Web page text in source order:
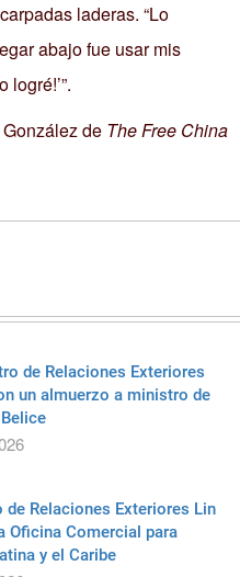
laderas. “Lo
abajo fue usar mis
logré!’”.
de The Free China
de Relaciones Exteriores
un almuerzo a ministro de
de Relaciones Exteriores Lin
Oficina Comercial para
y el Caribe